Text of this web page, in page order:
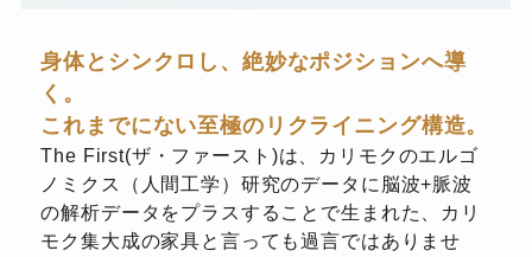
身体とシンクロし、絶妙なポジションへ導
く。
これまでにない至極のリクライニング構造。
The First(ザ・ファースト)は、カリモクのエルゴ
ノミクス（人間工学）研究のデータに脳波+脈波
の解析データをプラスすることで生まれた、カリ
モク集大成の家具と言っても過言ではありませ